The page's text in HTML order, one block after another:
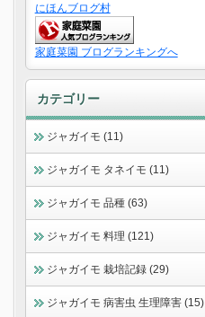
にほんブログ村
家庭菜園 ブログランキングへ
カテゴリー
ジャガイモ (11)
ジャガイモ タネイモ (11)
ジャガイモ 品種 (63)
ジャガイモ 料理 (121)
ジャガイモ 栽培記録 (29)
ジャガイモ 病害虫 生理障害 (15)